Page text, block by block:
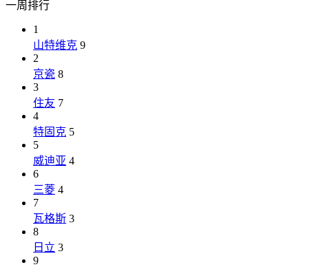
一周排行
1
山特维克 9
2
京瓷 8
3
住友 7
4
特固克 5
5
威迪亚 4
6
三菱 4
7
瓦格斯 3
8
日立 3
9